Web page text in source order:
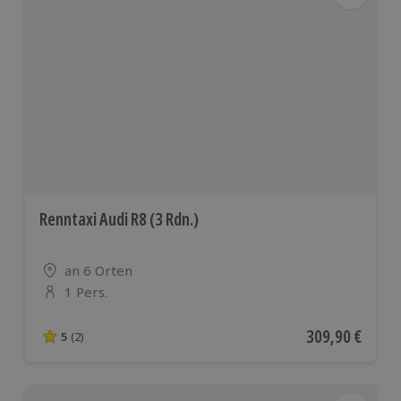
Renntaxi Audi R8 (3 Rdn.)
Standort
an 6 Orten
Anzahl der Teilnehmer
1 Pers.
5 von 5 Sternen basierend auf 2 Bewertungen
5 (2) Aktueller Preis
309,90 €